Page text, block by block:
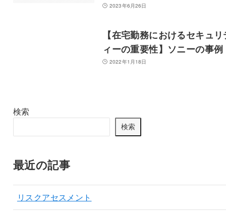
2023年6月26日
【在宅勤務におけるセキュリ
ィーの重要性】ソニーの事例
2022年1月18日
検索
検索
最近の記事
リスクアセスメント